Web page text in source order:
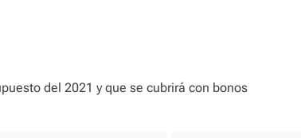
del 2021 y que se cubrirá con bonos